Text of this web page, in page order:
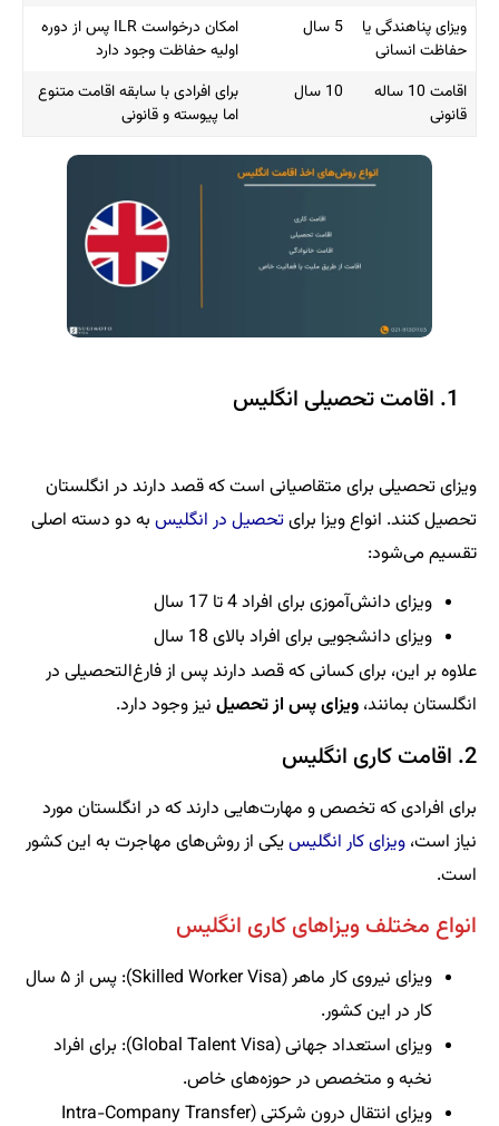
ویزای پناهندگی یا
حفاظت انسانی
5 سال
امکان درخواست ILR پس از دوره
اولیه حفاظت وجود دارد
اقامت 10 ساله
قانونی
10 سال
برای افرادی با سابقه اقامت متنوع
اما پیوسته و قانونی
1. اقامت تحصیلی انگلیس
ویزای تحصیلی برای متقاصیانی است که قصد دارند در انگلستان
تحصیل کنند. انواع ویزا برایتحصیل در انگلیس به دو دسته اصلی
تقسیم می‌شود:
ویزای دانش‌آموزی برای افراد 4 تا 17 سال
ویزای دانشجویی برای افراد بالای 18 سال
علاوه بر این، برای کسانی که قصد دارند پس از فارغ‌التحصیلی در
انگلستان بمانند، ویزای پس از تحصیل نیز وجود دارد.
2. اقامت کاری انگلیس
برای افرادی که تخصص و مهارت‌هایی دارند که در انگلستان مورد
نیاز است، ویزای کار انگلیسیکی از روش‌های مهاجرت به این کشور
است.
انواع مختلف ویزاهای کاری انگلیس
ویزای نیروی کار ماهر (Skilled Worker Visa): پس از ۵ سال
کار در این کشور.
ویزای استعداد جهانی (Global Talent Visa): برای افراد
نخبه و متخصص در حوزه‌های خاص.
ویزای انتقال درون شرکتی (Intra-Company Transfer